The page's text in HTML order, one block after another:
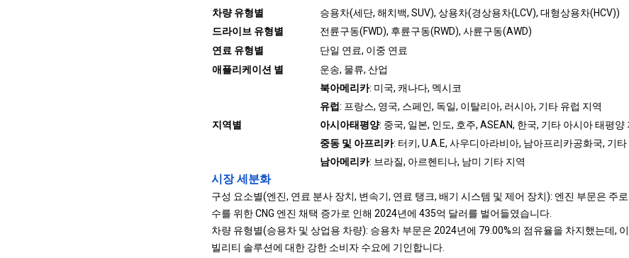
차량 유형별
승용차(세단, 해치백, SUV), 상용차(경상용차(LCV), 대형상용차(HCV))
드라이브 유형별
전륜구동(FWD), 후륜구동(RWD), 사륜구동(AWD)
연료 유형별
단일 연료, 이중 연료
애플리케이션 별
운송, 물류, 산업
지역별
북아메리카: 미국, 캐나다, 멕시코
유럽: 프랑스, ​​영국, 스페인, 독일, 이탈리아, 러시아, 기타 유럽 지역
아시아태평양: 중국, 일본, 인도, 호주, ASEAN, 한국, 기타 아시아 태평양
중동 및 아프리카: 터키, U.A.E, 사우디아라비아, 남아프리카공화국, 기
남아메리카: 브라질, 아르헨티나, 남미 기타 지역
시장 세분화
구성 요소별(엔진, 연료 분사 장치, 변속기, 연료 탱크, 배기 시스템 및 제어 장치): 엔진 부문은 주
수를 위한 CNG 엔진 채택 증가로 인해 2024년에 435억 달러를 벌어들였습니다.
차량 유형별(승용차 및 상업용 차량): 승용차 부문은 2024년에 79.00%의 점유율을 차지했는데,
빌리티 솔루션에 대한 강한 소비자 수요에 기인합니다.